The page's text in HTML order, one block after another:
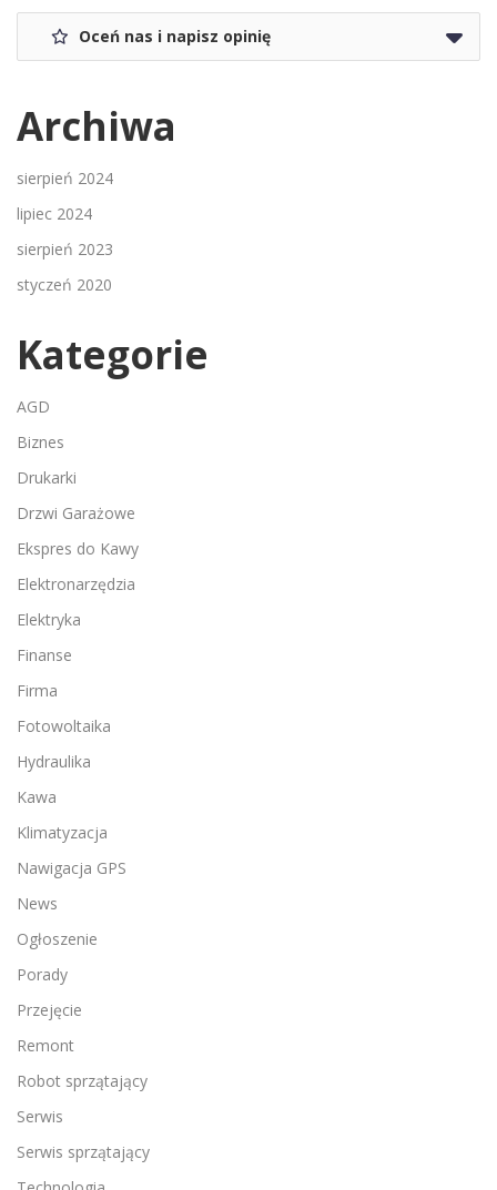
Oceń nas i napisz opinię
Archiwa
sierpień 2024
lipiec 2024
sierpień 2023
styczeń 2020
Kategorie
AGD
Biznes
Drukarki
Drzwi Garażowe
Ekspres do Kawy
Elektronarzędzia
Elektryka
Finanse
Firma
Fotowoltaika
Hydraulika
Kawa
Klimatyzacja
Nawigacja GPS
News
Ogłoszenie
Porady
Przejęcie
Remont
Robot sprzątający
Serwis
Serwis sprzątający